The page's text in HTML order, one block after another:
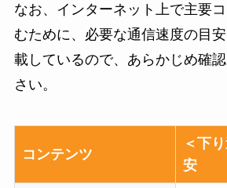
なお、インターネット上で主要
むために、必要な通信速度の目
載しているので、あらかじめ確
さい。
コンテンツ
＜下
安